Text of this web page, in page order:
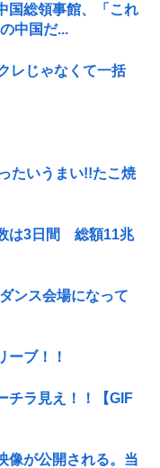
国総領事館、「これ
中国だ...
レじゃなくて一括
たいうまい!!たこ焼
は3日間 総額11兆
ンス会場になって
ブ！！
ラ見え！！【GIF
像が公開される。当